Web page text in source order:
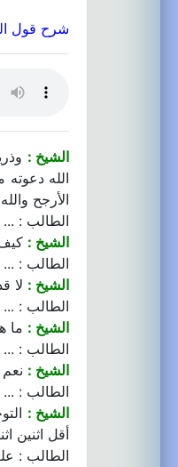
شرح قول
الشيخ :
الله
الأرجح
الطالب : ...
الشيخ :
الطالب : ...
الشيخ : لا
الطالب : ...
الشيخ : ما
الطالب : ...
الشيخ : نعم
الطالب : ...
الشيخ :
أقل اثنين
الطالب :